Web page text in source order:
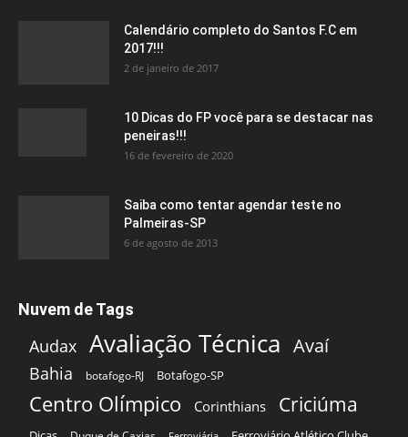
Calendário completo do Santos F.C em
2017!!!
2 de janeiro de 2017
10 Dicas do FP você para se destacar nas
peneiras!!!
16 de fevereiro de 2020
Saiba como tentar agendar teste no
Palmeiras-SP
6 de agosto de 2013
Nuvem de Tags
Audax Avaliação Técnica Avaí
Bahia botafogo-RJ Botafogo-SP
Centro Olímpico Corinthians Criciúma